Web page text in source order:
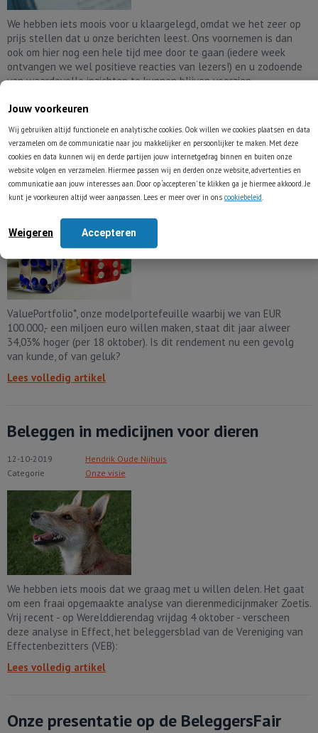
Jouw voorkeuren
Wij gebruiken altijd functionele en analytische cookies. Ook willen we cookies plaatsen en data
verzamelen om de communicatie naar jou makkelijker en persoonlijker te maken. Met deze
cookies en data kunnen wij en derde partijen jouw internetgedrag binnen en buiten onze
website volgen en verzamelen. Hiermee passen wij en derden onze website, advertenties en
communicatie aan jouw interesses aan. Door op ‘accepteren’ te klikken ga je hiermee akkoord. Je
kunt je voorkeuren altijd weer aanpassen. Lees er meer over in ons cookiebeleid
Weigeren Accepteren
We hebben iets moois voor u klaargelegd, omdat we het zeer op
prijs stellen dat u onze berichten leest. Ons voornemen is dan
ook om hier nog een hele tijd mee door te gaan (iedere week
ontvangen we wel positieve reacties van lezers!) en u zodoende
van waardevolle inzichten te kunnen blijven voorzien.
Lees volledig artikel
Kunde of geluk?
19-10-2019
Hendrik Oude Nijhuis
Categorie
Onze visie
ValuePortfolio*, onze modelportefeuille waarbij we van EUR
100.000,- een miljoen euro willen maken, staat dit jaar alweer
34,03% hoger (per 18 oktober). Is dit rendement nu een gevolg
van kunde, of van geluk?
Lees volledig artikel
Beleggen in medicijnen voor dieren
12-10-2019
Hendrik Oude Nijhuis
Categorie
Onze visie
We hebben iets moois dat we graag met u willen delen. Het gaat
om een fraai opgemaakte analyse van dierenmedicijnmaker Zoetis.
Vrij recent - op Werelddierendag vrijdag 4 oktober - verscheen
deze analyse in Effect, het beleggersblad van de Vereniging van
Effectenbezitters (VEB):
Lees volledig artikel
Onze presentatie op de BeleggersFair